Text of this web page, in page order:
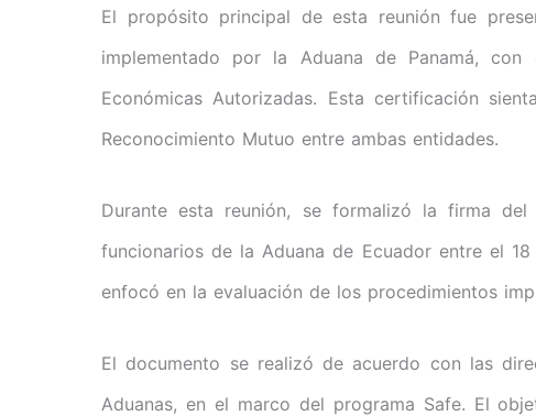
El propósito principal de esta reunión fue
implementado por la Aduana de Panamá,
Económicas Autorizadas. Esta certificación
Reconocimiento Mutuo entre ambas entidades.
Durante esta reunión, se formalizó la firma
funcionarios de la Aduana de Ecuador entre el
enfocó en la evaluación de los procedimientos
El documento se realizó de acuerdo con las
Aduanas, en el marco del programa Safe. El